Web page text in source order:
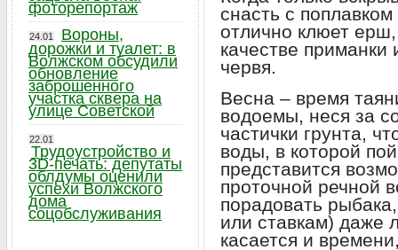
снасть с
отлично клюет
качестве приманки
червя.
Весна – время
водоемы, неся за
частички грунта,
воды, в которой
представится
проточной речной
порадовать
или ставкам) даже
касается и
фоторепортаж
24.01
Вороны,
дорожки и туалет: в
Волжском обсудили
обновление
заброшенного
участка сквера на
улице Советской
22.01
Трудоустройство и
3D-печать: депутаты
облдумы оценили
успехи Волжского
дома
соцобслуживания